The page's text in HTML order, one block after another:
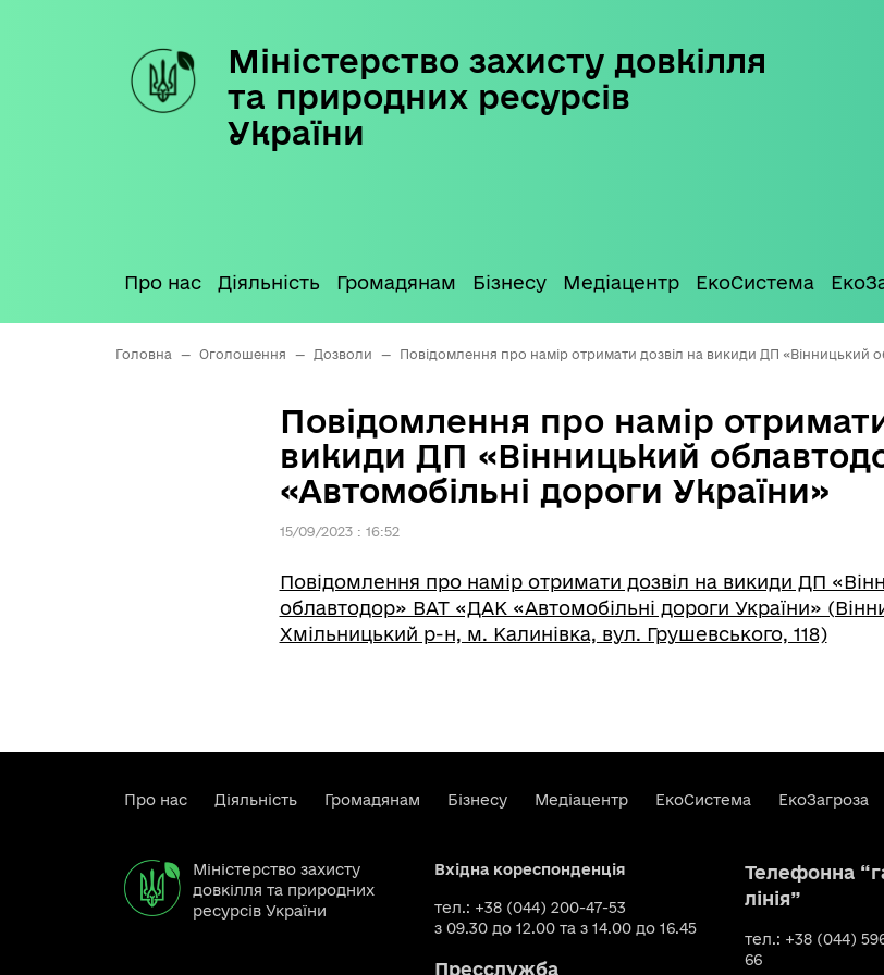
Міністерство захисту довкілля
та природних ресурсів
України
Про нас Діяльність Громадянам Бізнесу Медіацентр ЕкоСистема
Головна — Оголошення — Дозволи — Повідомлення про намір отримати дозвіл на викиди ДП «Вінницький
Повідомлення про намір
викиди ДП «Вінницький
«Автомобільні дороги України»
15/09/2023 : 16:52
Повідомлення про намір отримати дозвіл на викиди ДП
облавтодор» ВАТ «ДАК «Автомобільні дороги України»
Хмільницький р-н, м. Калинівка, вул. Грушевського, 118)
Про нас Діяльність Громадянам Бізнесу Медіацентр ЕкоСистема ЕкоЗагроза
Міністерство захисту
довкілля та природних
ресурсів України
Вхідна кореспонденція
тел.: +38 (044) 200-47-53
з 09.30 до 12.00 та з 14.00 до 16.45
Пресслужба
Телефонна
лінія”
тел.: +38 (044)
66